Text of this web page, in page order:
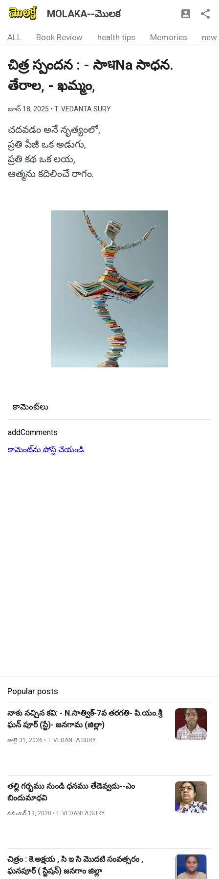
MOLAKA--మొలక
ALL Book Review health tips Memories new
చిత్ర స్పందన : - సాधNa సాధన.
తేరాల, - ఖమ్మం,
జూన్ 18, 2025 • T. VEDANTA SURY
చదవడం అనే నృత్యంలో,
ప్రతి పేజీ ఒక అడుగు,
ప్రతి కథ ఒక లయ,
ఆత్మను కదిలించే రాగం.
కామెంట్‌లు
addComments
కామెంట్‌ను పోస్ట్ చేయండి
Popular posts
నాకు నచ్చిన కవి: - N.సాత్విక్-7వ తరగతి- పి.యం.శ్రీ
ఘన్ పూర్ (స్టే)- జనగామ (జిల్లా)
జులై 31, 2026 • T. VEDANTA SURY
తల్లి గర్భము నుండి ధనము తేడెవ్వడు--ఎం
బిందుమాధవి
నవంబర్ 13, 2020 • T. VEDANTA SURY
చిత్రం : కె.అక్షయ , సి ఇ సి మొదటి సంవత్సరం ,
ఘనపూర్ ( స్టేషన్) జనగాం జిల్లా